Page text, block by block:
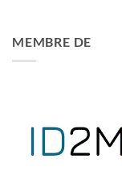
MEMBRE DE